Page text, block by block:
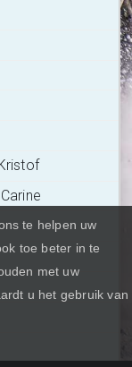
te helpen uw
toe beter in te
met uw
u het gebruik van